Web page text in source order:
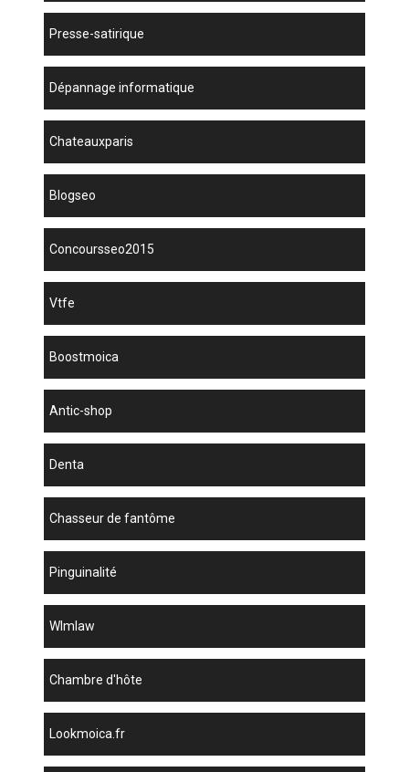
presse-satirique
dépannage informatique
chateauxparis
blogseo
concoursseo2015
vtfe
boostmoica
antic-shop
denta
chasseur de fantôme
Pinguinalité
wlmlaw
chambre d'hôte
lookmoica.fr